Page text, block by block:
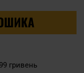
гривень